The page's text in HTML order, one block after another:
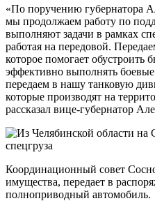
«По поручению губернатора
мы продолжаем работу по
выполняют задачи в рамках
работая на передовой.
которое помогает обустроить
эффективно выполнять
передаем в нашу танковую
которые производят на
рассказал вице-губернатор
Координационный совет
имущества, передает в
полноприводный автомобиль.